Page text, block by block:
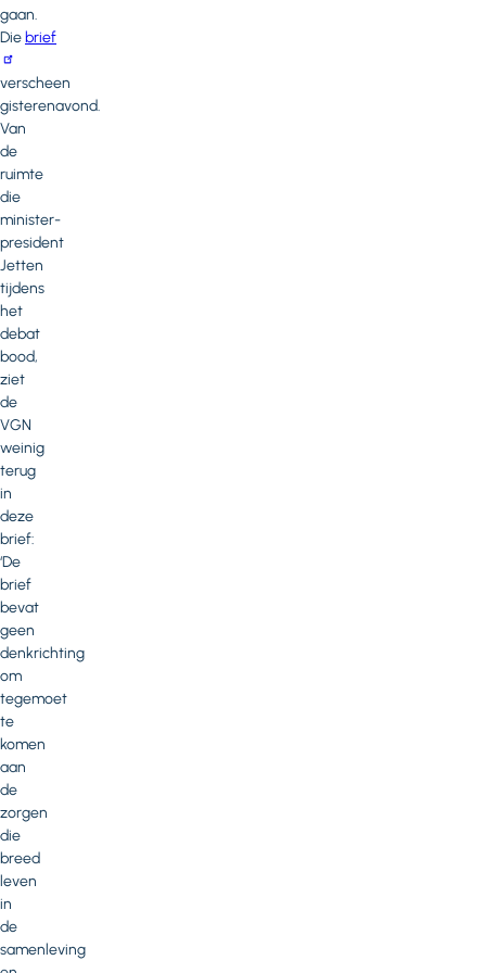
gaan.
Die brief
verscheen
gisterenavond.
Van
de
ruimte
die
minister-
president
Jetten
tijdens
het
debat
bood,
ziet
de
VGN
weinig
terug
in
deze
brief:
‘De
brief
bevat
geen
denkrichting
om
tegemoet
te
komen
aan
de
zorgen
die
breed
leven
in
de
samenleving